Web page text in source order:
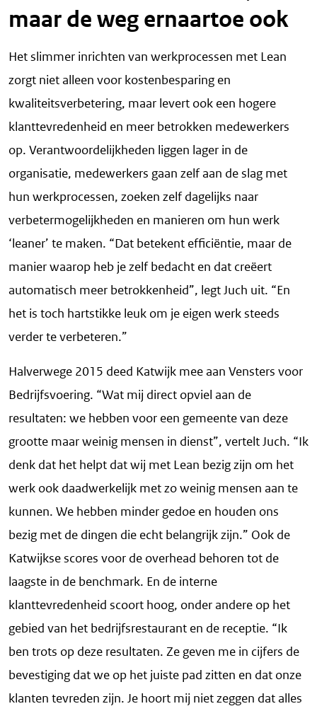
maar de weg ernaartoe ook
Het slimmer inrichten van werkprocessen met Lean
zorgt niet alleen voor kostenbesparing en
kwaliteitsverbetering, maar levert ook een hogere
klanttevredenheid en meer betrokken medewerkers
op. Verantwoordelijkheden liggen lager in de
organisatie, medewerkers gaan zelf aan de slag met
hun werkprocessen, zoeken zelf dagelijks naar
verbetermogelijkheden en manieren om hun werk
‘leaner’ te maken. “Dat betekent efficiëntie, maar de
manier waarop heb je zelf bedacht en dat creëert
automatisch meer betrokkenheid”, legt Juch uit. “En
het is toch hartstikke leuk om je eigen werk steeds
verder te verbeteren.”
Halverwege 2015 deed Katwijk mee aan Vensters voor
Bedrijfsvoering. “Wat mij direct opviel aan de
resultaten: we hebben voor een gemeente van deze
grootte maar weinig mensen in dienst”, vertelt Juch. “Ik
denk dat het helpt dat wij met Lean bezig zijn om het
werk ook daadwerkelijk met zo weinig mensen aan te
kunnen. We hebben minder gedoe en houden ons
bezig met de dingen die echt belangrijk zijn.” Ook de
Katwijkse scores voor de overhead behoren tot de
laagste in de benchmark. En de interne
klanttevredenheid scoort hoog, onder andere op het
gebied van het bedrijfsrestaurant en de receptie. “Ik
ben trots op deze resultaten. Ze geven me in cijfers de
bevestiging dat we op het juiste pad zitten en dat onze
klanten tevreden zijn. Je hoort mij niet zeggen dat alles